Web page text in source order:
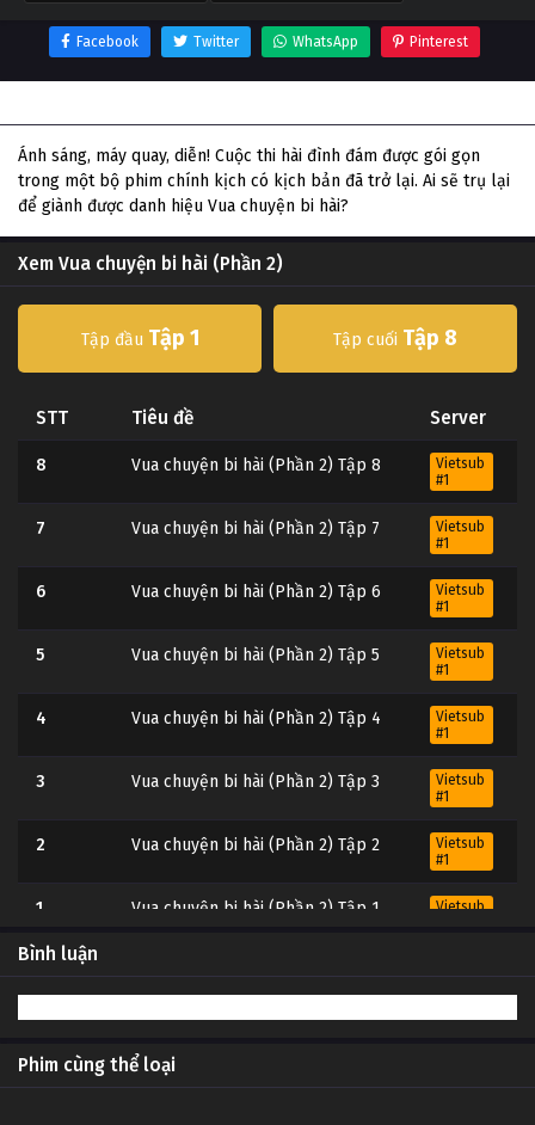
Facebook Twitter WhatsApp Pinterest
Ánh sáng, máy quay, diễn! Cuộc thi hài đình đám được gói gọn
trong một bộ phim chính kịch có kịch bản đã trở lại. Ai sẽ trụ lại
để giành được danh hiệu Vua chuyện bi hài?
Xem Vua chuyện bi hài (Phần 2)
Tập đầu Tập 1 Tập cuối Tập 8
STT Tiêu đề Server
8 Vua chuyện bi hài (Phần 2) Tập 8
Vietsub
#1
7 Vua chuyện bi hài (Phần 2) Tập 7
Vietsub
#1
6 Vua chuyện bi hài (Phần 2) Tập 6
Vietsub
#1
5 Vua chuyện bi hài (Phần 2) Tập 5
Vietsub
#1
4 Vua chuyện bi hài (Phần 2) Tập 4
Vietsub
#1
3 Vua chuyện bi hài (Phần 2) Tập 3
Vietsub
#1
2 Vua chuyện bi hài (Phần 2) Tập 2
Vietsub
#1
1 Vua chuyện bi hài (Phần 2) Tập 1
Vietsub
Bình luận
Phim cùng thể loại